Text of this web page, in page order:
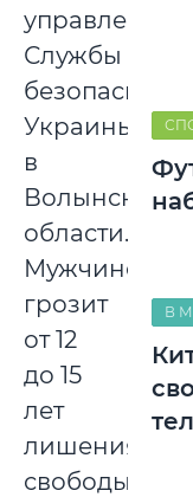
управление
Службы
безопасности
Украины
в
Волынской
области.
Мужчине
грозит
от 12
до 15
лет
лишения
свободы.
В